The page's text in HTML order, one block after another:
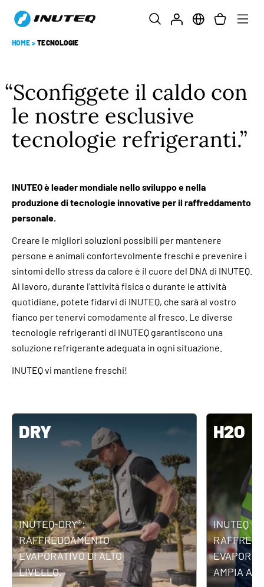
HOME > TECNOLOGIE
Sconfiggete il caldo con
le nostre esclusive
tecnologie refrigeranti.
INUTEQ è leader mondiale nello sviluppo e nella
produzione di tecnologie innovative per il raffreddamento
personale.
Creare le migliori soluzioni possibili per mantenere
persone e animali confortevolmente freschi e prevenire i
sintomi dello stress da calore è il cuore del DNA di INUTEQ.
Al lavoro, durante l'attività fisica o durante le attività
quotidiane, potete fidarvi di INUTEQ, che sarà al vostro
fianco per tenervi comodamente al fresco. Le diverse
tecnologie refrigeranti di INUTEQ garantiscono una
soluzione refrigerante adeguata in ogni situazione.
INUTEQ vi mantiene freschi!
DRY
INUTEQ-DRY®:
RAFFREDDAMENTO
EVAPORATIVO DI ALTO
LIVELLO.
H2O
INUTEQ
AMPIA